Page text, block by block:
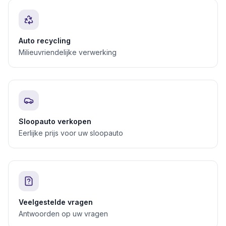
Auto recycling
Milieuvriendelijke verwerking
Sloopauto verkopen
Eerlijke prijs voor uw sloopauto
Veelgestelde vragen
Antwoorden op uw vragen